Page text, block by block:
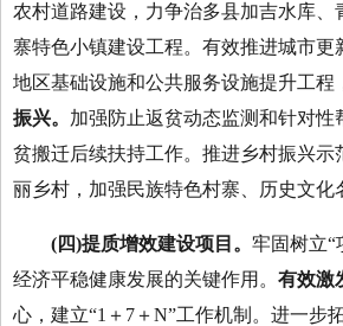
农村道路建设，力争治多县加吉水库
寨特色小镇建设工程。有效推进城市
地区基础设施和公共服务设施提升工
振兴。 加强防止返贫动态监测和针对
贫搬迁后续扶持工作。推进乡村振兴
丽乡村，加强民族特色村寨、历史文
(四)提质增效建设项目 。 牢固树立“
经济平稳健康发展的关键作用。 有效激
心，建立“1＋7＋N”工作机制。进一步